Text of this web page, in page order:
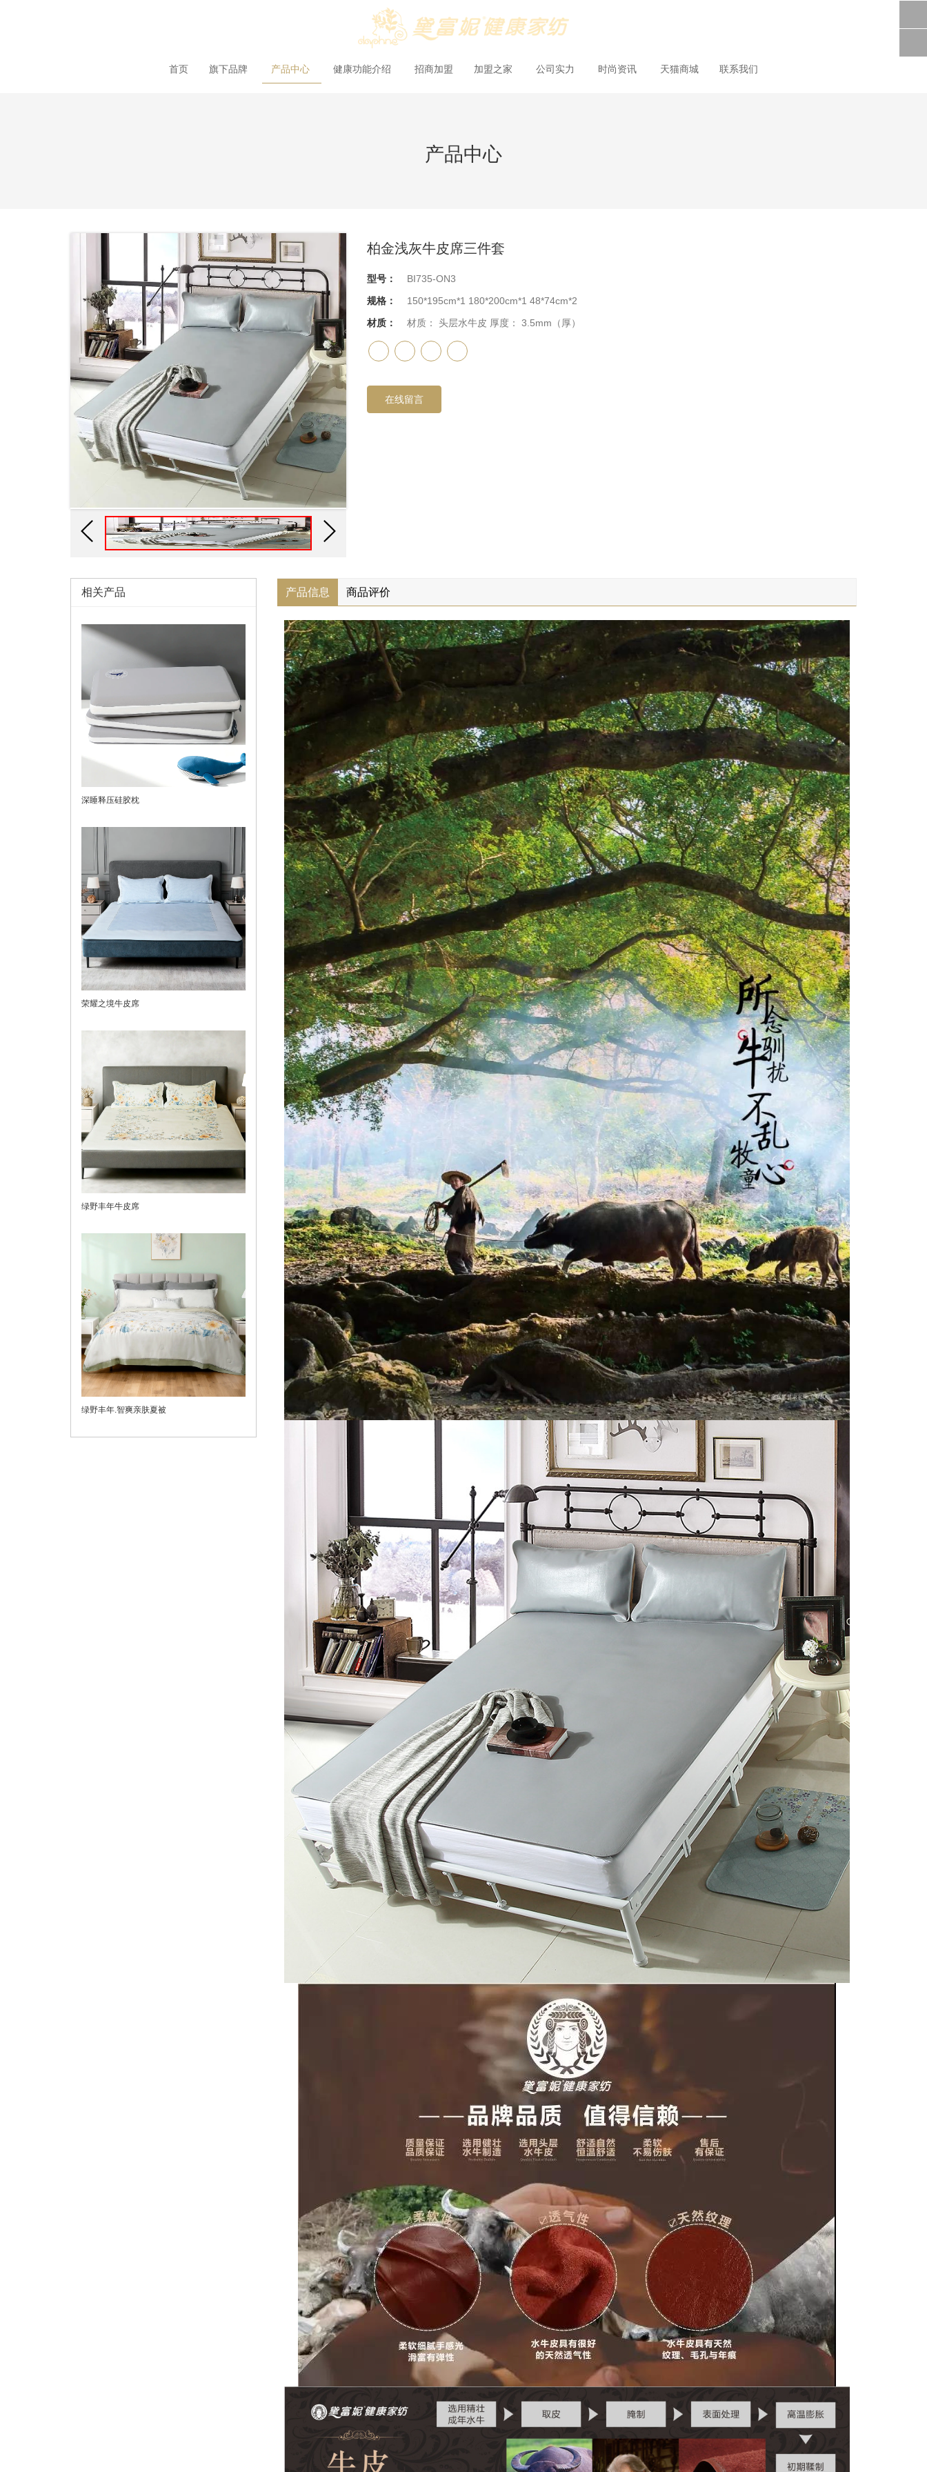
首页 旗下品牌 产品中心 健康功能介绍 招商加盟 加盟之家 公司实力 时尚资讯 天猫商城 联系我们
产品中心
柏金浅灰牛皮席三件套
型号：
BI735-ON3
规格：
150*195cm*1 180*200cm*1 48*74cm*2
材质：
材质： 头层水牛皮 厚度： 3.5mm（厚）
在线留言
相关产品
深睡释压硅胶枕
荣耀之境牛皮席
绿野丰年牛皮席
绿野丰年.智爽亲肤夏被
产品信息 商品评价